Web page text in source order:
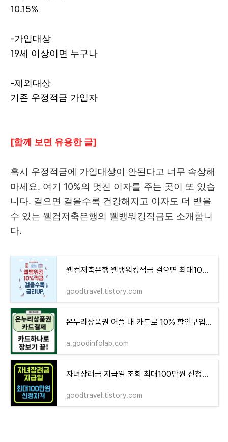
10.15%
-가입대상
19세 이상이면 누구나
-제외대상
기존 우정적금 가입자
[함께 보면 유용한 글]
혹시 우정적금에 가입대상이 안된다고 너무 속상해
마세요. 여기 10%의 멋진 이자를 주는 곳이 또 있습
니다. 걸으면 걸을수록 건강해지고 이자도 더 받을
수 있는 웰컴저축은행의 웰뱅워킹적금도 소개합니
다.
웰컴저축은행 웰뱅워킹적금 걸으면 최대10% 고금리
goodtravel.tistory.com
온누리상품권 어플 내 카드로 10% 할인구입(사용처조회)
a.goodinfolab.com
자녀장려금 지급일 조회 최대100만원 신청자격, 기한후 신청방법
goodtravel.tistory.com